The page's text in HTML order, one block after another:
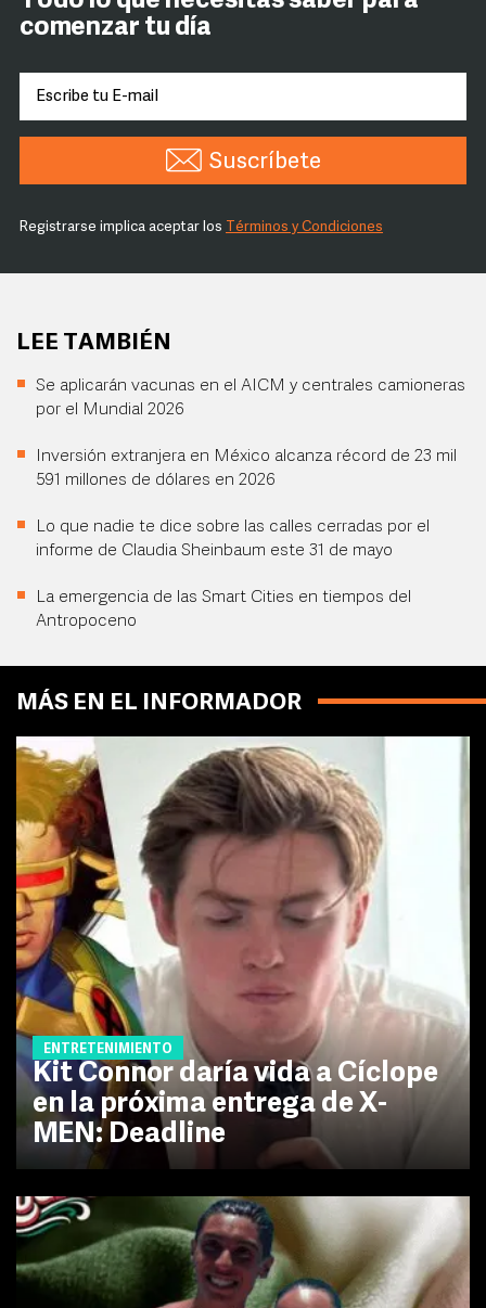
comenzar tu día
Suscríbete
Registrarse implica aceptar los Términos y Condiciones
LEE TAMBIÉN
Se aplicarán vacunas en el AICM y centrales camioneras
por el Mundial 2026
Inversión extranjera en México alcanza récord de 23 mil
591 millones de dólares en 2026
Lo que nadie te dice sobre las calles cerradas por el
informe de Claudia Sheinbaum este 31 de mayo
La emergencia de las Smart Cities en tiempos del
Antropoceno
MÁS EN EL INFORMADOR
ENTRETENIMIENTO
Kit Connor daría vida a Cíclope
en la próxima entrega de X-
MEN: Deadline